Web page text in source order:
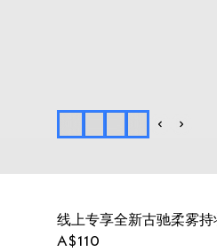
线上专享全新古驰柔雾
A$110